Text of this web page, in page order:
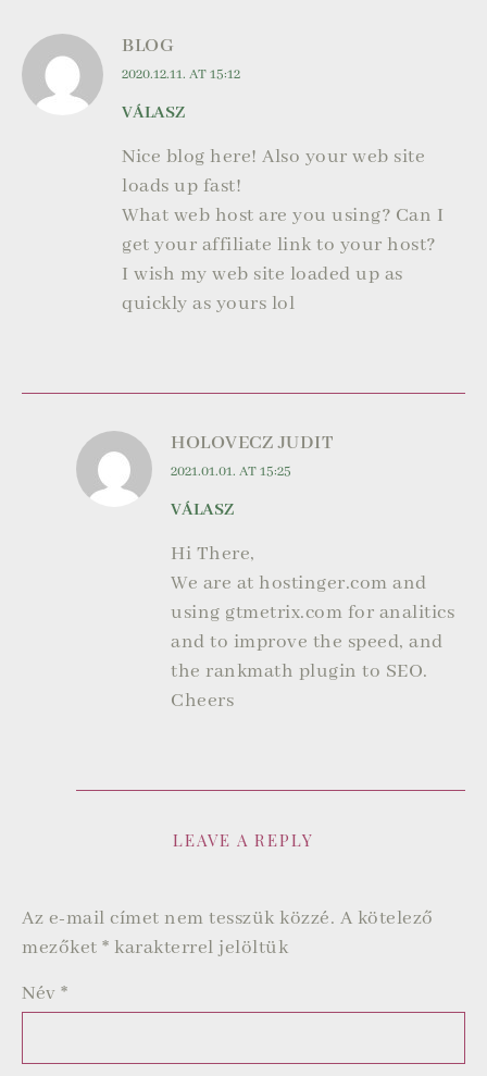
BLOG
2020.12.11. AT 15:12
VÁLASZ
Nice blog here! Also your web site
loads up fast!
What web host are you using? Can I
get your affiliate link to your host?
I wish my web site loaded up as
quickly as yours lol
HOLOVECZ JUDIT
2021.01.01. AT 15:25
VÁLASZ
Hi There,
We are at hostinger.com and
using gtmetrix.com for analitics
and to improve the speed, and
the rankmath plugin to SEO.
Cheers
LEAVE A REPLY
Az e-mail címet nem tesszük közzé. A kötelező
mezőket * karakterrel jelöltük
Név *